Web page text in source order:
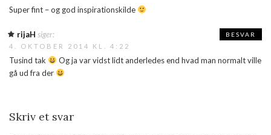
Super fint – og god inspirationskilde
rijaH siger:
4. OKTOBER 2014 KL. 4:22
Tusind tak
Og ja var vidst lidt anderledes end hvad man normalt ville
gå ud fra der
BESVAR
Skriv et svar